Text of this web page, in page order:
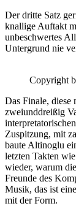
Der dritte Satz
knallige Auftakt
unbeschwertes
Untergrund nie
Copyright
Das Finale, diese
zweiunddreißig
Zuspitzung, mit
baute Altinoglu
letzten Takten
wieder, warum
Freunde des
Musik, das ist
mit der Form.